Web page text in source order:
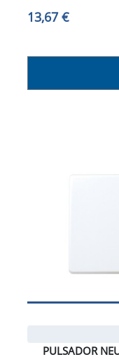
13,67 €
PULSADOR